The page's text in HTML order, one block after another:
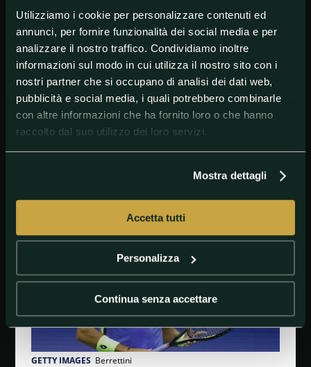
Utilizziamo i cookie per personalizzare contenuti ed
annunci, per fornire funzionalità dei social media e per
analizzare il nostro traffico. Condividiamo inoltre
informazioni sul modo in cui utilizza il nostro sito con i
nostri partner che si occupano di analisi dei dati web,
pubblicità e social media, i quali potrebbero combinarle
con altre informazioni che ha fornito loro o che hanno
raccolto dal suo utilizzo dei loro servizi.
Mostra dettagli
Accetta tutti
Personalizza
Continua senza accettare
A Berrettini resta la soddisfazione di aver
conquistato, per ilterzo Slam di fila, un posto almeno
nei quarti di finale. Il problema? Sempre Djokovic a
sbarrargli la strada.
GETTY IMAGES Berrettini